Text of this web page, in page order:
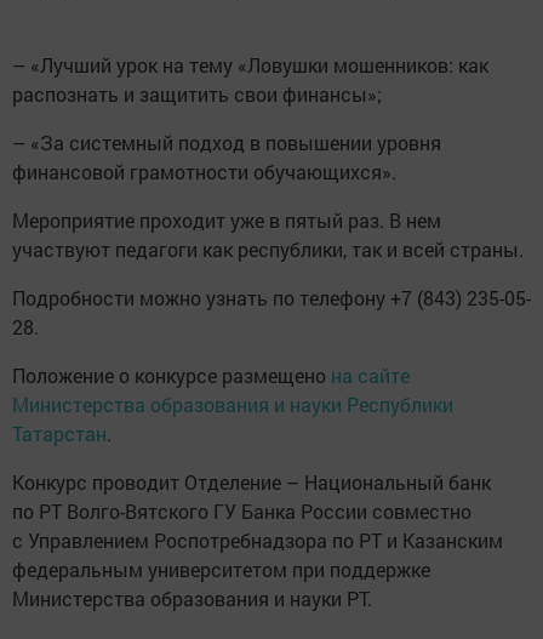
– «Лучший урок на тему «Ловушки мошенников: как
распознать и защитить свои финансы»;
– «За системный подход в повышении уровня
финансовой грамотности обучающихся».
Мероприятие проходит уже в пятый раз. В нем
участвуют педагоги как республики, так и всей страны.
Подробности можно узнать по телефону +7 (843) 235-05-
28.
Положение о конкурсе размещено на сайте
Министерства образования и науки Республики
Татарстан.
Конкурс проводит Отделение – Национальный банк
по РТ Волго-Вятского ГУ Банка России совместно
с Управлением Роспотребнадзора по РТ и Казанским
федеральным университетом при поддержке
Министерства образования и науки РТ.